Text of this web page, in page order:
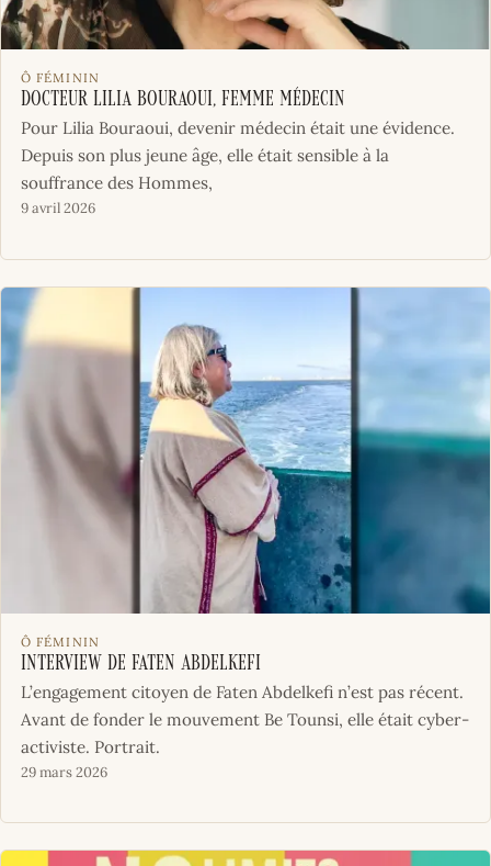
Ô FÉMININ
Docteur Lilia Bouraoui, femme médecin
Pour Lilia Bouraoui, devenir médecin était une évidence.
Depuis son plus jeune âge, elle était sensible à la
souffrance des Hommes,
9 avril 2026
Ô FÉMININ
Interview de Faten Abdelkefi
L’engagement citoyen de Faten Abdelkefi n’est pas récent.
Avant de fonder le mouvement Be Tounsi, elle était cyber-
activiste. Portrait.
29 mars 2026